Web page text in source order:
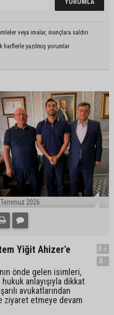
veya imalar, inançlara saldırı
yazılmış yorumlar
2026
Yiğit Ahizer'e
önde gelen isimleri,
hukuk anlayışıyla dikkat
avukatlarından
ziyaret etmeye devam
A+
A-